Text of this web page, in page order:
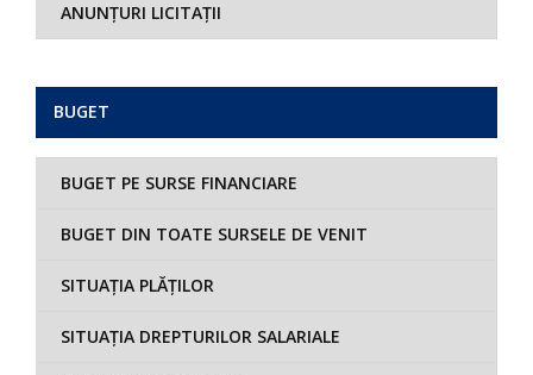
ANUNȚURI LICITAȚII
BUGET
BUGET PE SURSE FINANCIARE
BUGET DIN TOATE SURSELE DE VENIT
SITUAȚIA PLĂȚILOR
SITUAȚIA DREPTURILOR SALARIALE